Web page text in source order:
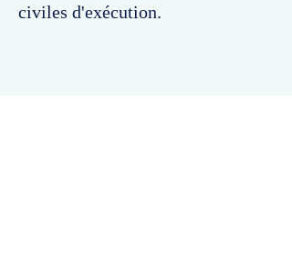
civiles d'exécution.